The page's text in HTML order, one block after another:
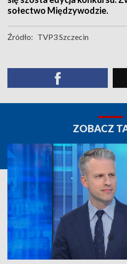
sołectwo Międzywodzie.
Źródło: TVP3 Szczecin
ZOBACZ